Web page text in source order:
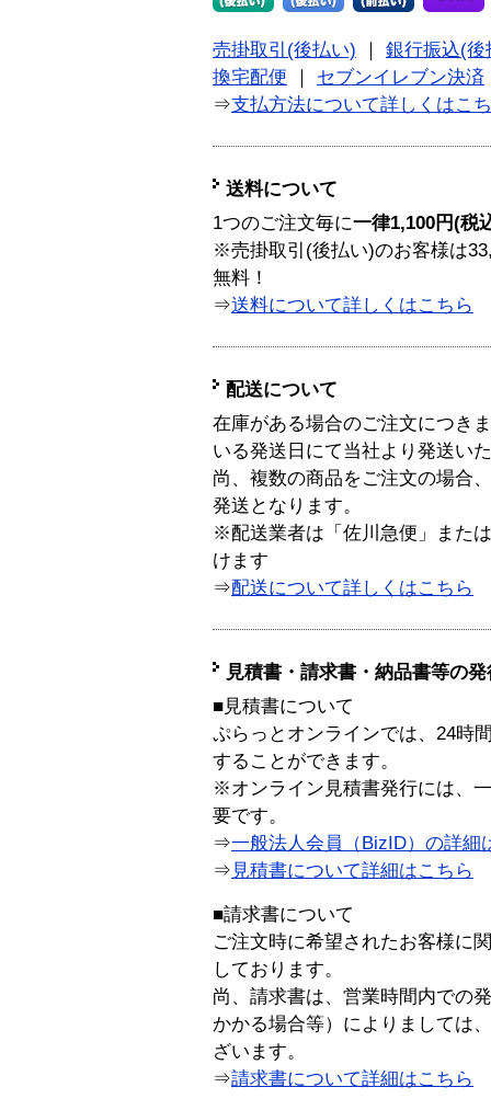
売掛取引(後払い) ｜ 銀行振込(後
換宅配便 ｜ セブンイレブン決済
⇒支払方法について詳しくはこ
送料について
1つのご注文毎に一律1,100円(税
※売掛取引(後払い)のお客様は
無料！
⇒送料について詳しくはこちら
配送について
在庫がある場合のご注文につき
いる発送日にて当社より発送い
尚、複数の商品をご注文の場合
発送となります。
※配送業者は「佐川急便」また
けます
⇒配送について詳しくはこちら
見積書・請求書・納品書等の
■見積書について
ぷらっとオンラインでは、24時
することができます。
※オンライン見積書発行には、
要です。
⇒一般法人会員（BizID）の詳細
⇒ 見積書について詳細はこちら
■請求書について
ご注文時に希望されたお客様に
しております。
尚、請求書は、営業時間内での
かかる場合等）によりましては
ざいます。
⇒請求書について詳細はこちら